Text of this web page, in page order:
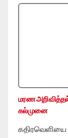
மரண அறிவித்தல்
கல்முனை
கதிரவெளியை